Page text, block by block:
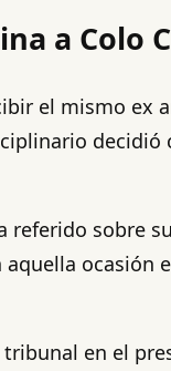
a Colo
el mismo
sobre
en el